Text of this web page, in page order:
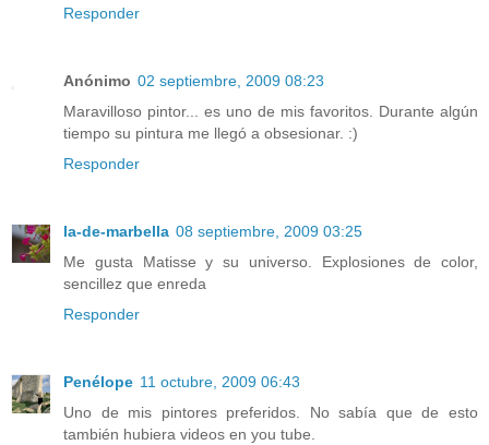
Responder
Anónimo 02 septiembre, 2009 08:23
Maravilloso pintor... es uno de mis favoritos. Durante algún
tiempo su pintura me llegó a obsesionar. :)
Responder
la-de-marbella 08 septiembre, 2009 03:25
Me gusta Matisse y su universo. Explosiones de color,
sencillez que enreda
Responder
Penélope 11 octubre, 2009 06:43
Uno de mis pintores preferidos. No sabía que de esto
también hubiera videos en you tube.